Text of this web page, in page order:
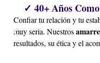
✓ 40+ Años
Confiar tu relación y tu
muy seria. Nuestros
resultados, su ética y el